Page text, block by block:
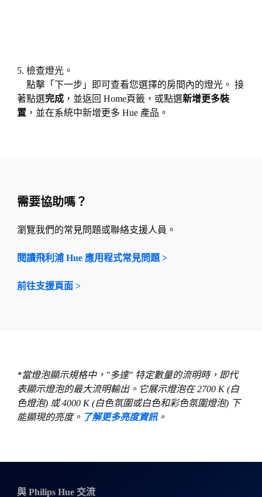
5. 檢查燈光。
點擊「下一步」即可查看您選擇的房間內的燈光。 接
著點選完成，並返回 Home頁籤，或點選新增更多裝
置，並在系統中新增更多 Hue 產品。
需要協助嗎？
瀏覽我們的常見問題或聯絡支援人員。
閱讀飛利浦 Hue 應用程式常見問題 >
前往支援頁面 >
*當燈泡顯示規格中，"多達" 特定數量的流明時，即代
表顯示燈泡的最大流明輸出。它展示燈泡在 2700 K (白
色燈泡) 或 4000 K (白色氛圍或白色和彩色氛圍燈泡) 下
能顯現的亮度。 了解更多亮度資訊。
與 Philips Hue 交流